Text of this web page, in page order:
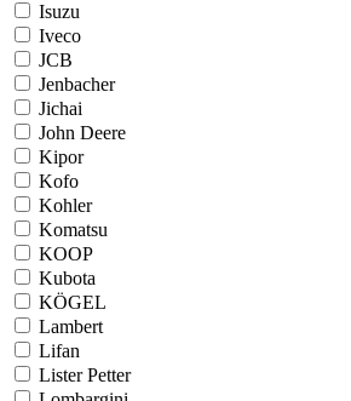
Isuzu
Iveco
JCB
Jenbacher
Jichai
John Deere
Kipor
Kofo
Kohler
Komatsu
KOOP
Kubota
KÖGEL
Lambert
Lifan
Lister Petter